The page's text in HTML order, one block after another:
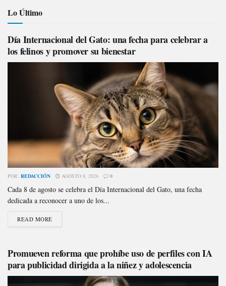
Lo Último
Día Internacional del Gato: una fecha para celebrar a
los felinos y promover su bienestar
POR: REDACCIÓN AGOSTO 8, 2026 0
Cada 8 de agosto se celebra el Día Internacional del Gato, una fecha
dedicada a reconocer a uno de los...
READ MORE
Promueven reforma que prohíbe uso de perfiles con IA
para publicidad dirigida a la niñez y adolescencia